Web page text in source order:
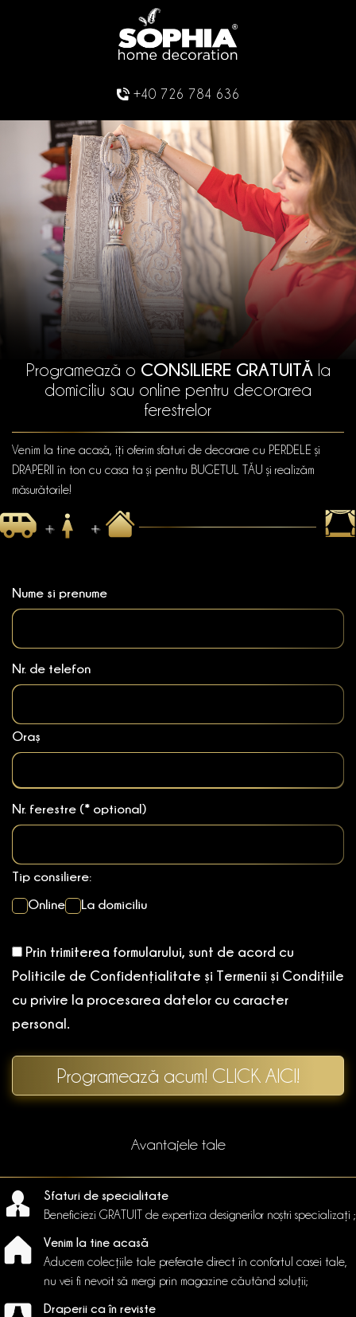
+40 726 784 636
Programează o CONSILIERE GRATUITĂ la
domiciliu sau online pentru decorarea
ferestrelor
Venim la tine acasă, îți oferim sfaturi de decorare cu PERDELE și
DRAPERII în ton cu casa ta și pentru BUGETUL TĂU și realizăm
măsurătorile!
Nume si prenume
Nr. de telefon
Oraș
Nr. ferestre (* optional)
Tip consiliere:
Online
La domiciliu
Prin trimiterea formularului, sunt de acord cu
Politicile de Confidențialitate și Termenii și Condițiile
cu privire la procesarea datelor cu caracter
personal.
Programează acum! CLICK AICI!
Avantajele tale
Sfaturi de specialitate
Beneficiezi GRATUIT de expertiza designerilor noștri specializați ;
Venim la tine acasă
Aducem colecțiile tale preferate direct în confortul casei tale,
nu vei fi nevoit să mergi prin magazine căutând soluții;
Draperii ca în reviste